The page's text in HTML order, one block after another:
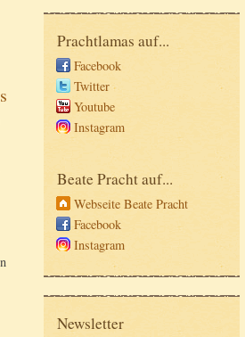
Prachtlamas auf...
Facebook
Twitter
Youtube
Instagram
Beate Pracht auf...
Webseite Beate Pracht
Facebook
Instagram
Newsletter